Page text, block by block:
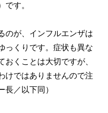
です。
のが、インフルエンザは
っくりです。症状も異な
おくことは大切ですが、
けではありませんので注
長／以下同）